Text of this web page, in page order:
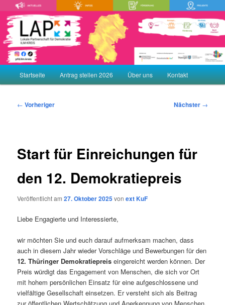
primären
Inhalt
springenLAP – Lokale Partnerschaft für
Demokratie ILM-KREIS
Demokratie leben! Aktiv gegen Rechtsextremismus, Gewalt und
Menschenfeindlichkeit
HauptmenüStartseite Antrag stellen 2026 Über uns Kontakt
Beitragsnavigation
← Vorheriger Nächster →
Start für Einreichungen für
den 12. Demokratiepreis
Veröffentlicht am27. Oktober 2025vonext KuF
Liebe Engagierte und Interessierte,
wir möchten Sie und euch darauf aufmerksam machen, dass
auch in diesem Jahr wieder Vorschläge und Bewerbungen für den
12. Thüringer Demokratiepreis eingereicht werden können. Der
Preis würdigt das Engagement von Menschen, die sich vor Ort
mit hohem persönlichen Einsatz für eine aufgeschlossene und
vielfältige Gesellschaft einsetzen. Er versteht sich als Beitrag